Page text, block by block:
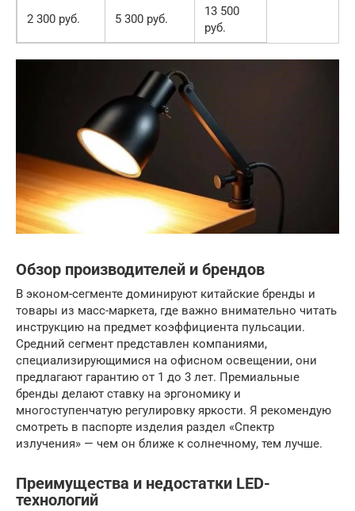
2 300 руб. 5 300 руб.
13 500
руб.
Обзор производителей и брендов
В эконом-сегменте доминируют китайские бренды и
товары из масс-маркета, где важно внимательно читать
инструкцию на предмет коэффициента пульсации.
Средний сегмент представлен компаниями,
специализирующимися на офисном освещении, они
предлагают гарантию от 1 до 3 лет. Премиальные
бренды делают ставку на эргономику и
многоступенчатую регулировку яркости. Я рекомендую
смотреть в паспорте изделия раздел «Спектр
излучения» — чем он ближе к солнечному, тем лучше.
Преимущества и недостатки LED-
технологий